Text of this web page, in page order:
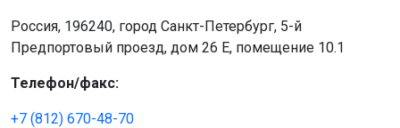
Россия, 196240, город Санкт-Петербург, 5-й
Предпортовый проезд, дом 26 Е, помещение 10.1
Телефон/факс:
+7 (812) 670-48-70